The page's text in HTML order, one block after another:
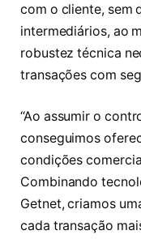
com o cliente, sem
intermediários, ao
robustez técnica
transações com
“Ao assumir o
conseguimos
condições
Combinando
Getnet, criamos
cada transação